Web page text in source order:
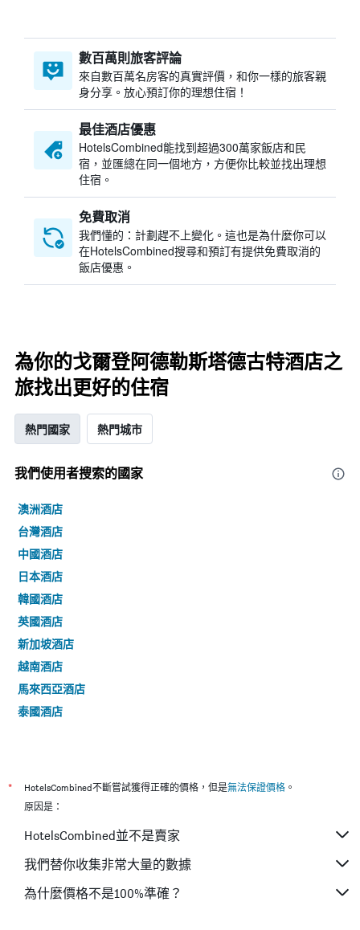
數百萬則旅客評論
來自數百萬名房客的真實評價，和你一樣的旅客親
身分享。放心預訂你的理想住宿！
最佳酒店優惠
HotelsCombined​能找到超過300萬家飯店和民
宿，並匯總在同一個地方，方便你比較並找出理想
住宿。
免費取消
我們懂的：計劃趕不上變化。這也是為什麼你可以
在HotelsCombined搜尋和預訂有提供免費取消的
飯店優惠。
為你的戈爾登阿德勒斯塔德古特酒店之
旅找出更好的住宿
熱門國家 熱門城市
我們使用者搜索的國家
澳洲酒店
台灣酒店
中國酒店
日本酒店
韓國酒店
英國酒店
新加坡酒店
越南酒店
馬來西亞酒店
泰國酒店
* HotelsCombined不斷嘗試獲得正確的價格，但是無法保證價格 。
原因是：
HotelsCombined並不是賣家
我們替你收集非常大量的數據
為什麼價格不是100%準確？